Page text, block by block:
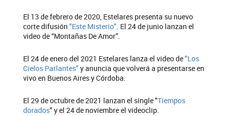
El 13 de febrero de 2020, Estelares presenta su nuevo
corte difusión "Este Misterio". El 24 de junio lanzan el
video de “Montañas De Amor”.
El 24 de enero del 2021 Estelares lanza el video de"Los
Cielos Parlantes" y anuncia que volverá a presentarse en
vivo en Buenos Aires y Córdoba.
El 29 de octubre de 2021 lanzan el single "Tiempos
dorados" y el 24 de noviembre el videoclip.